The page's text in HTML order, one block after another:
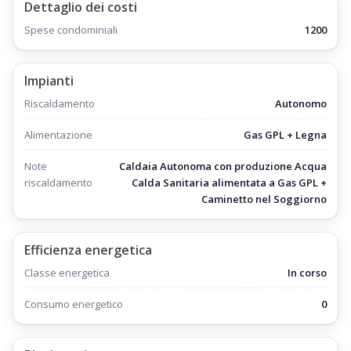
è posto al Primo Piano, è sviluppato interamente tutto su un
ed è composto da:
Ingresso
Disimpegno con piccolo guardaroba
Cucinotto con Parete divisoria,
con Angolo cottura completamente attrezzato,
realizzato con mobili artigianali,
con tavolo rettangolare da 8 posti
Soggiorno ampio e luminoso, arredato con Divano Letto
Matrimoniale,
Balcone collegato al soggiorno,
Dettaglio dei costi
Spese condominiali 1200
Impianti
Riscaldamento Autonomo
Alimentazione Gas GPL + Legna
Note
riscaldamento
Caldaia Autonoma con produzione Acqua
Calda Sanitaria alimentata a Gas GPL +
Caminetto nel Soggiorno
Efficienza energetica
Classe energetica In corso
Consumo energetico 0